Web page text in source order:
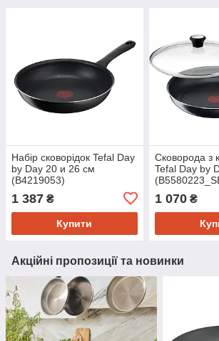
Набір сковорідок Tefal Day
by Day 20 и 26 см
(B4219053)
1 387 ₴
Купити
Сковорода з
Tefal Day by
1 070₴
Акційні пропозиції та новинки